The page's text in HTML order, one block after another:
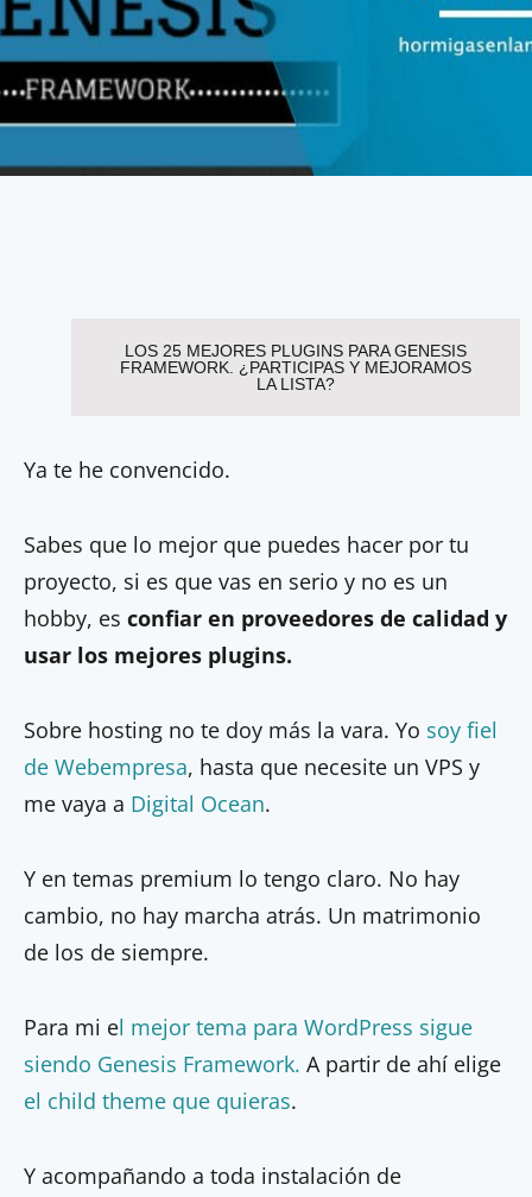
LOS 25 MEJORES PLUGINS PARA GENESIS
FRAMEWORK. ¿PARTICIPAS Y MEJORAMOS
LA LISTA?
Ya te he convencido.
Sabes que lo mejor que puedes hacer por tu
proyecto, si es que vas en serio y no es un
hobby, es confiar en proveedores de calidad y
usar los mejores plugins.
Sobre hosting no te doy más la vara. Yo soy fiel
de Webempresa, hasta que necesite un VPS y
me vaya a Digital Ocean.
Y en temas premium lo tengo claro. No hay
cambio, no hay marcha atrás. Un matrimonio
de los de siempre.
Para mi el mejor tema para WordPress sigue
siendo Genesis Framework. A partir de ahí elige
el child theme que quieras.
Y acompañando a toda instalación de